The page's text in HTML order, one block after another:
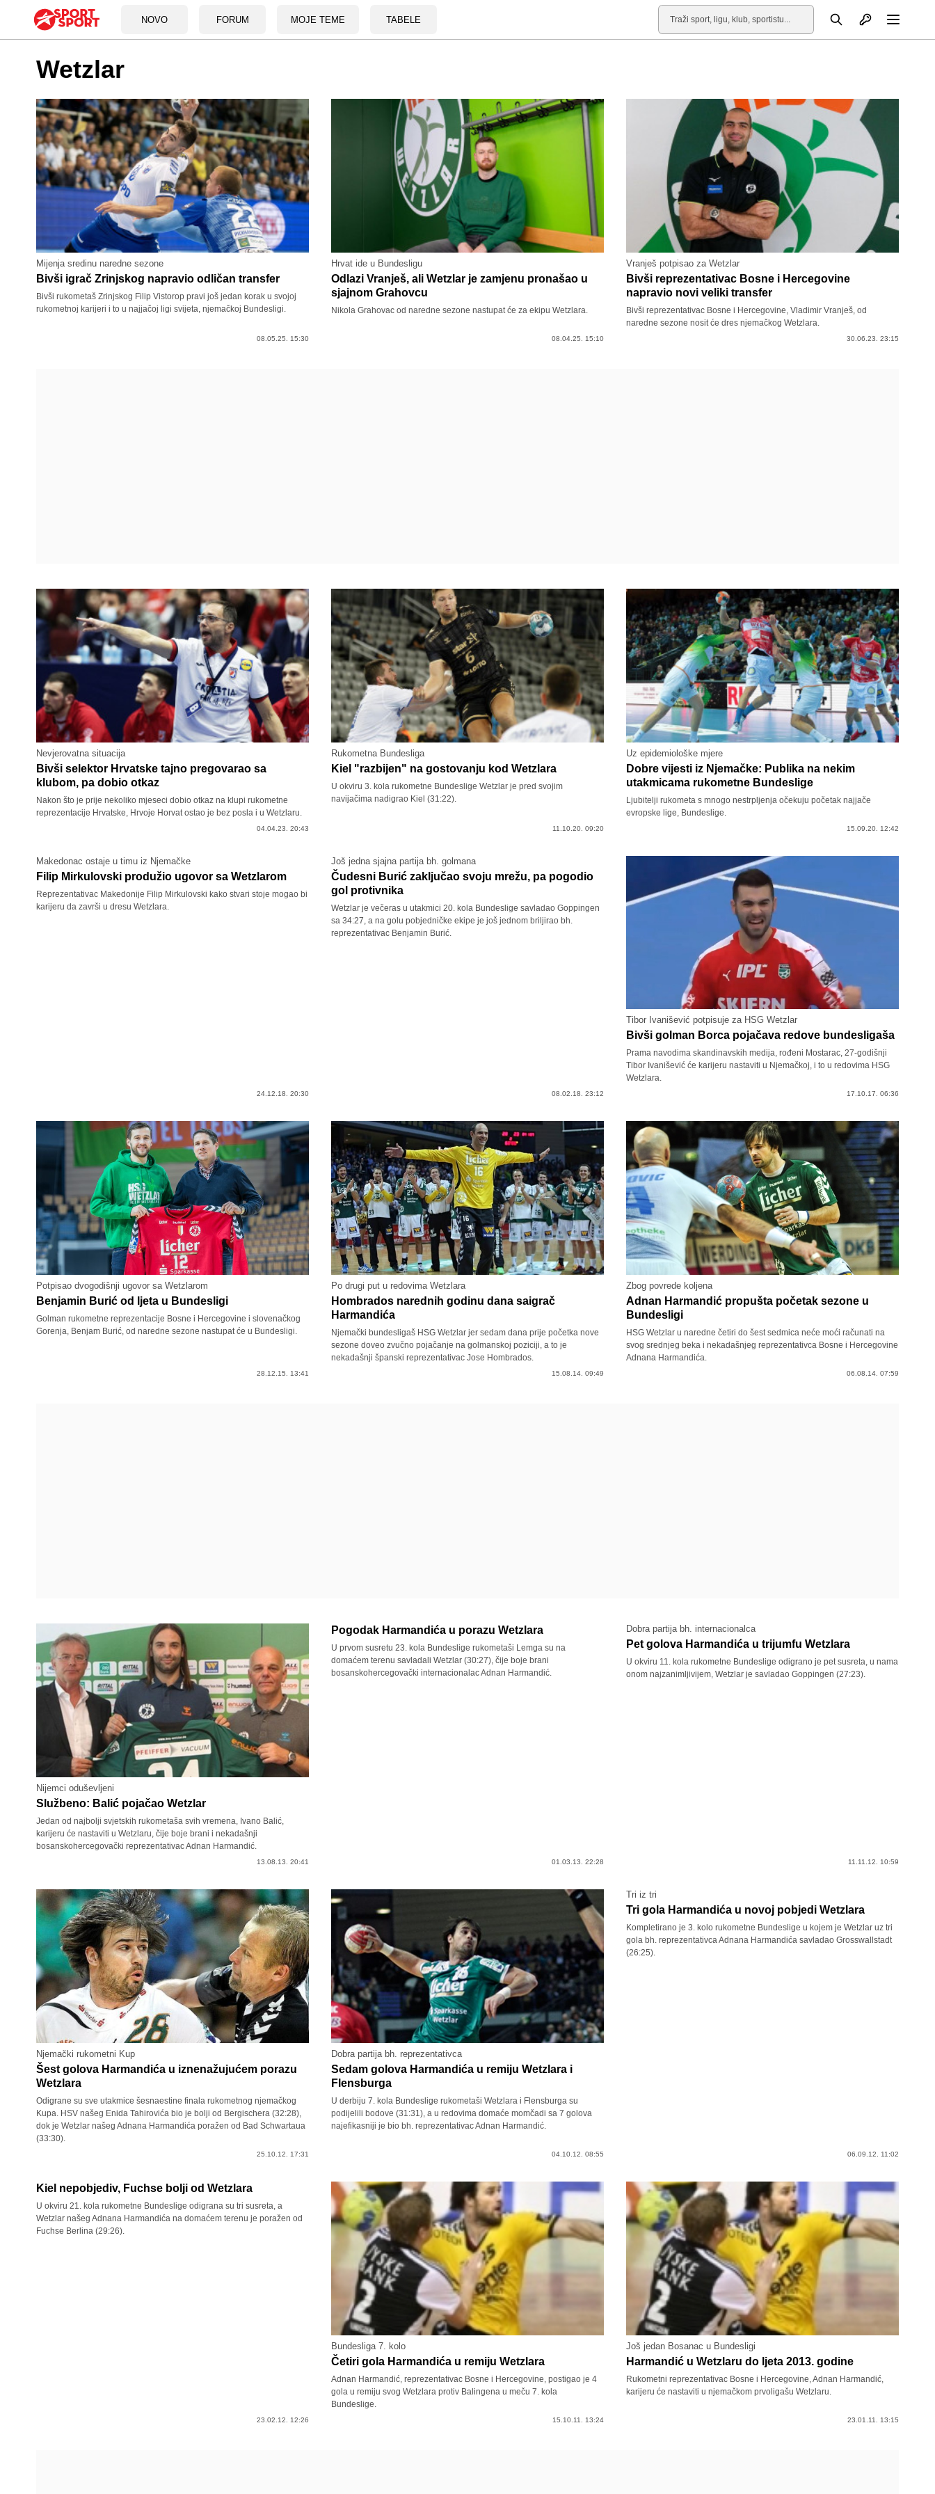
NOVO FORUM MOJE TEME TABELE
Pretraga Otvori profil
Wetzlar
Mijenja sredinu naredne sezone
Bivši igrač Zrinjskog napravio odličan transfer
Bivši rukometaš Zrinjskog Filip Vistorop pravi još jedan korak u svojoj
rukometnoj karijeri i to u najjačoj ligi svijeta, njemačkoj Bundesligi.
08.05.25. 15:30
Hrvat ide u Bundesligu
Odlazi Vranješ, ali Wetzlar je zamjenu pronašao u
sjajnom Grahovcu
Nikola Grahovac od naredne sezone nastupat će za ekipu Wetzlara.
08.04.25. 15:10
Vranješ potpisao za Wetzlar
Bivši reprezentativac Bosne i Hercegovine
napravio novi veliki transfer
Bivši reprezentativac Bosne i Hercegovine, Vladimir Vranješ, od
naredne sezone nosit će dres njemačkog Wetzlara.
30.06.23. 23:15
Nevjerovatna situacija
Bivši selektor Hrvatske tajno pregovarao sa
klubom, pa dobio otkaz
Nakon što je prije nekoliko mjeseci dobio otkaz na klupi rukometne
reprezentacije Hrvatske, Hrvoje Horvat ostao je bez posla i u Wetzlaru.
04.04.23. 20:43
Rukometna Bundesliga
Kiel "razbijen" na gostovanju kod Wetzlara
U okviru 3. kola rukometne Bundeslige Wetzlar je pred svojim
navijačima nadigrao Kiel (31:22).
11.10.20. 09:20
Uz epidemiološke mjere
Dobre vijesti iz Njemačke: Publika na nekim
utakmicama rukometne Bundeslige
Ljubitelji rukometa s mnogo nestrpljenja očekuju početak najjače
evropske lige, Bundeslige.
15.09.20. 12:42
Makedonac ostaje u timu iz Njemačke
Filip Mirkulovski produžio ugovor sa Wetzlarom
Reprezentativac Makedonije Filip Mirkulovski kako stvari stoje mogao bi
karijeru da završi u dresu Wetzlara.
24.12.18. 20:30
Još jedna sjajna partija bh. golmana
Čudesni Burić zaključao svoju mrežu, pa pogodio
gol protivnika
Wetzlar je večeras u utakmici 20. kola Bundeslige savladao Goppingen
sa 34:27, a na golu pobjedničke ekipe je još jednom briljirao bh.
reprezentativac Benjamin Burić.
08.02.18. 23:12
Tibor Ivanišević potpisuje za HSG Wetzlar
Bivši golman Borca pojačava redove bundesligaša
Prama navodima skandinavskih medija, rođeni Mostarac, 27-godišnji
Tibor Ivanišević će karijeru nastaviti u Njemačkoj, i to u redovima HSG
Wetzlara.
17.10.17. 06:36
Potpisao dvogodišnji ugovor sa Wetzlarom
Benjamin Burić od ljeta u Bundesligi
Golman rukometne reprezentacije Bosne i Hercegovine i slovenačkog
Gorenja, Benjam Burić, od naredne sezone nastupat će u Bundesligi.
28.12.15. 13:41
Po drugi put u redovima Wetzlara
Hombrados narednih godinu dana saigrač
Harmandića
Njemački bundesligaš HSG Wetzlar jer sedam dana prije početka nove
sezone doveo zvučno pojačanje na golmanskoj poziciji, a to je
nekadašnji španski reprezentativac Jose Hombrados.
15.08.14. 09:49
Zbog povrede koljena
Adnan Harmandić propušta početak sezone u
Bundesligi
HSG Wetzlar u naredne četiri do šest sedmica neće moći računati na
svog srednjeg beka i nekadašnjeg reprezentativca Bosne i Hercegovine
Adnana Harmandića.
06.08.14. 07:59
Nijemci oduševljeni
Službeno: Balić pojačao Wetzlar
Jedan od najbolji svjetskih rukometaša svih vremena, Ivano Balić,
karijeru će nastaviti u Wetzlaru, čije boje brani i nekadašnji
bosanskohercegovački reprezentativac Adnan Harmandić.
13.08.13. 20:41
Pogodak Harmandića u porazu Wetzlara
U prvom susretu 23. kola Bundeslige rukometaši Lemga su na
domaćem terenu savladali Wetzlar (30:27), čije boje brani
bosanskohercegovački internacionalac Adnan Harmandić.
01.03.13. 22:28
Dobra partija bh. internacionalca
Pet golova Harmandića u trijumfu Wetzlara
U okviru 11. kola rukometne Bundeslige odigrano je pet susreta, u nama
onom najzanimljivijem, Wetzlar je savladao Goppingen (27:23).
11.11.12. 10:59
Njemački rukometni Kup
Šest golova Harmandića u iznenažujućem porazu
Wetzlara
Odigrane su sve utakmice šesnaestine finala rukometnog njemačkog
Kupa. HSV našeg Enida Tahirovića bio je bolji od Bergischera (32:28),
dok je Wetzlar našeg Adnana Harmandića poražen od Bad Schwartaua
(33:30).
25.10.12. 17:31
Dobra partija bh. reprezentativca
Sedam golova Harmandića u remiju Wetzlara i
Flensburga
U derbiju 7. kola Bundeslige rukometaši Wetzlara i Flensburga su
podijelili bodove (31:31), a u redovima domaće momčadi sa 7 golova
najefikasniji je bio bh. reprezentativac Adnan Harmandić.
04.10.12. 08:55
Tri iz tri
Tri gola Harmandića u novoj pobjedi Wetzlara
Kompletirano je 3. kolo rukometne Bundeslige u kojem je Wetzlar uz tri
gola bh. reprezentativca Adnana Harmandića savladao Grosswallstadt
(26:25).
06.09.12. 11:02
Kiel nepobjediv, Fuchse bolji od Wetzlara
U okviru 21. kola rukometne Bundeslige odigrana su tri susreta, a
Wetzlar našeg Adnana Harmandića na domaćem terenu je poražen od
Fuchse Berlina (29:26).
23.02.12. 12:26
Bundesliga 7. kolo
Četiri gola Harmandića u remiju Wetzlara
Adnan Harmandić, reprezentativac Bosne i Hercegovine, postigao je 4
gola u remiju svog Wetzlara protiv Balingena u meču 7. kola
Bundeslige.
15.10.11. 13:24
Još jedan Bosanac u Bundesligi
Harmandić u Wetzlaru do ljeta 2013. godine
Rukometni reprezentativac Bosne i Hercegovine, Adnan Harmandić,
karijeru će nastaviti u njemačkom prvoligašu Wetzlaru.
23.01.11. 13:15